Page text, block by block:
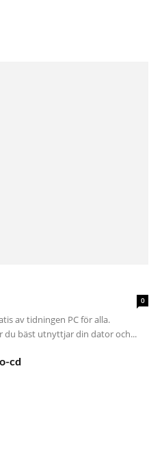
0
av tidningen PC för alla.
du bäst utnyttjar din dator och...
cd